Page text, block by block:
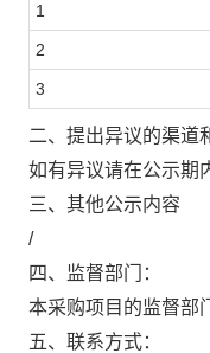
1
2
3
二、提出异议的渠道
如有异议请在公示期
三、其他公示内容
/
四、监督部门：
本采购项目的监督部
五、联系方式：